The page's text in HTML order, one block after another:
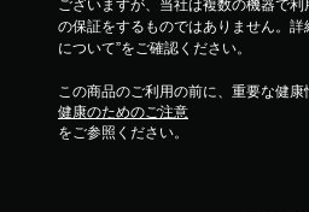
ございますが、当社は複数の機器で
の保証をするものではありません。詳
について”をご確認ください。
この商品のご利用の前に、重要な健康
健康のためのご注意
をご参照ください。